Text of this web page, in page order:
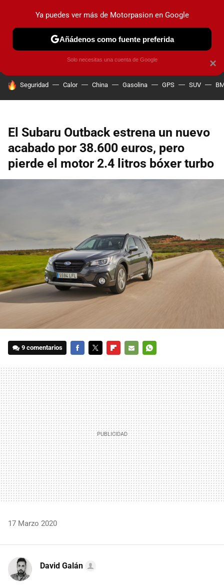
PRUEBAS COCHES ELÉCTRICOS OBSERVATORIO
HOY SE HABLA DE
Seguridad Calor China Gasolina GPS SUV
El Subaru Outback estrena un nuevo
acabado por 38.600 euros, pero
pierde el motor 2.4 litros bóxer turbo
9 comentarios
MAIL
17 Marzo 2020
David Galán
×
Ya puedes ver más de Motorpasion en Google
Añádenos como fuente preferida
Solo necesitas una cuenta de Google